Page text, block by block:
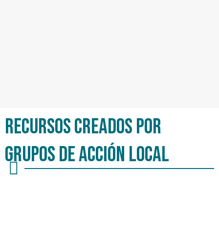
Recursos CREADOS POR
GRUPOS DE ACCIÓN LOCAL